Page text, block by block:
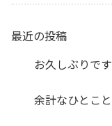
最近の投稿
お久しぶりです
余計なひとこと